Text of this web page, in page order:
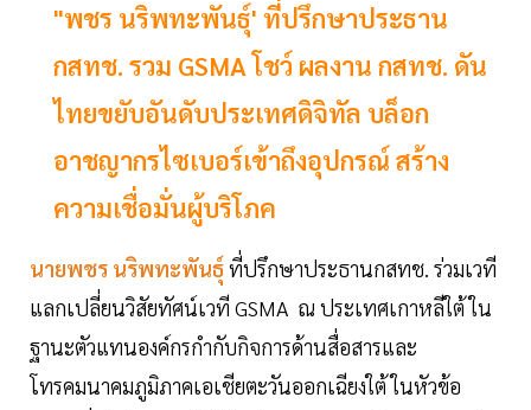
"พชร นริพทะพันธุ์' ที่ปรึกษาประธาน
กสทช. รวม GSMA โชว์ ผลงาน กสทช. ดัน
ไทยขยับอันดับประเทศดิจิทัล บล็อก
อาชญากรไซเบอร์เข้าถึงอุปกรณ์ สร้าง
ความเชื่อมั่นผู้บริโภค
นายพชร นริพทะพันธุ์ที่ปรึกษาประธานกสทช. ร่วมเวที
แลกเปลี่ยนวิสัยทัศน์เวที GSMA ณ ประเทศเกาหลีใต้ ใน
ฐานะตัวแทนองค์กรกำกับกิจการด้านสื่อสารและ
โทรคมนาคมภูมิภาคเอเชียตะวันออกเฉียงใต้ ในหัวข้อ